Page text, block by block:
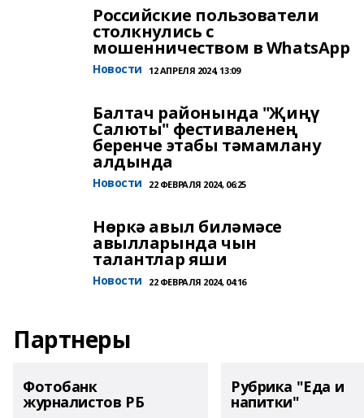
Российские пользователи
столкнулись с
мошенничеством в WhatsApp
Новости 12 АПРЕЛЯ 2024, 13:09
Балтач районында "Җиңү
Салюты" фестиваленең
беренче этабы тәмамлану
алдында
Новости 22 ФЕВРАЛЯ 2024, 06:25
Нөркә авыл биләмәсе
авылларында чын
талантлар яши
Новости 22 ФЕВРАЛЯ 2024, 04:16
Партнеры
Фотобанк
журналистов РБ
Рубрика "Еда и
напитки"